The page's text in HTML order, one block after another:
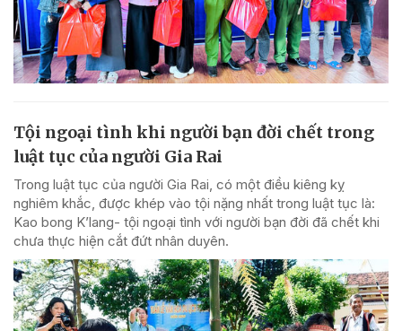
Tội ngoại tình khi người bạn đời chết trong
luật tục của người Gia Rai
Trong luật tục của người Gia Rai, có một điều kiêng kỵ
nghiêm khắc, được khép vào tội nặng nhất trong luật tục là:
Kao bong K’lang- tội ngoại tình với người bạn đời đã chết khi
chưa thực hiện cắt đứt nhân duyên.